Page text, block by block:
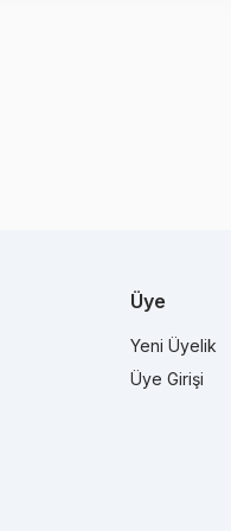
Üye
Yeni Üyelik
Üye Girişi